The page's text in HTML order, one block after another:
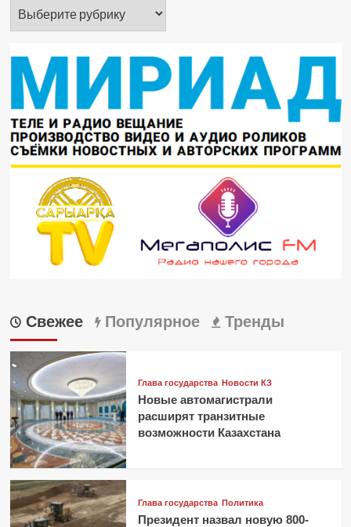
Свежее Популярное Тренды
Глава государства Новости КЗ
Новые автомагистрали
расширят транзитные
возможности Казахстана
Глава государства Политика
Президент назвал новую 800-